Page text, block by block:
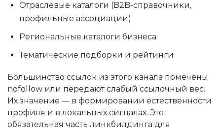
Отраслевые каталоги (B2B-справочники,
профильные ассоциации)
Региональные каталоги бизнеса
Тематические подборки и рейтинги
Большинство ссылок из этого канала помечены
nofollow или передают слабый ссылочный вес.
Их значение — в формировании естественности
профиля и в локальных сигналах. Это
обязательная часть линкбилдинга для